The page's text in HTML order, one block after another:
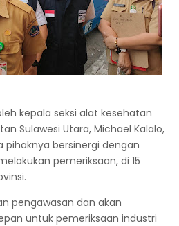
kepala seksi alat kesehatan
Sulawesi Utara, Michael Kalalo,
pihaknya bersinergi dengan
pemeriksaan, di 15
pengawasan dan akan
untuk pemeriksaan industri